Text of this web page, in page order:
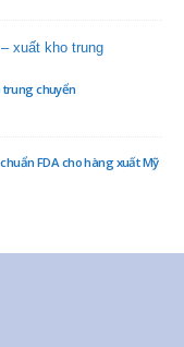
trung chuyển
FDA cho hàng xuất Mỹ